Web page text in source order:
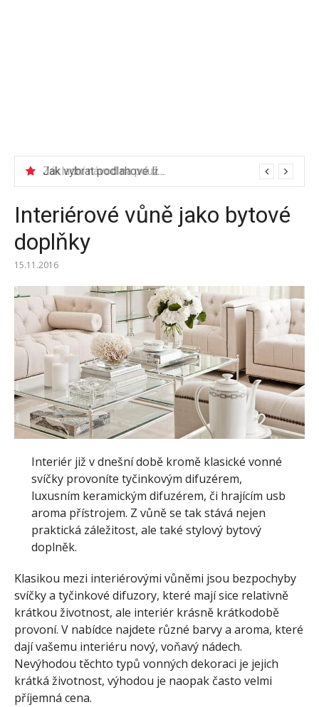
Jak vybrat podlahové lišty?
Interiérové ​​vůně jako bytové
doplňky
15.11.2016
Interiér již v dnešní době kromě klasické vonné
svíčky provoníte tyčinkovým difuzérem,
luxusním keramickým difuzérem, či hrajícím usb
aroma přístrojem. Z vůně se tak stává nejen
praktická záležitost, ale také stylový bytový
doplněk.
Klasikou mezi interiérovými vůněmi jsou bezpochyby
svíčky a tyčinkové difuzory, které mají sice relativně
krátkou životnost, ale interiér krásně krátkodobě
provoní. V nabídce najdete různé barvy a aroma, které
dají vašemu interiéru nový, voňavý nádech.
Nevýhodou těchto typů vonných dekoraci je jejich
krátká životnost, výhodou je naopak často velmi
příjemná cena.